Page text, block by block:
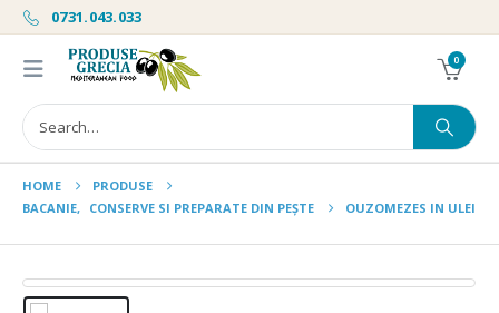
0731.043.033
0
HOME
PRODUSE
BACANIE, CONSERVE SI PREPARATE DIN PEȘTE OUZOMEZES IN ULEI